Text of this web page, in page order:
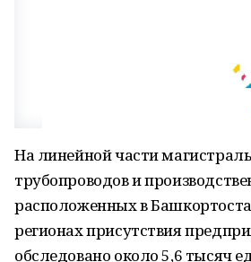
На линейной части
трубопроводов и
расположенных в
регионах присутствия
обследовано около 5,6 тысяч